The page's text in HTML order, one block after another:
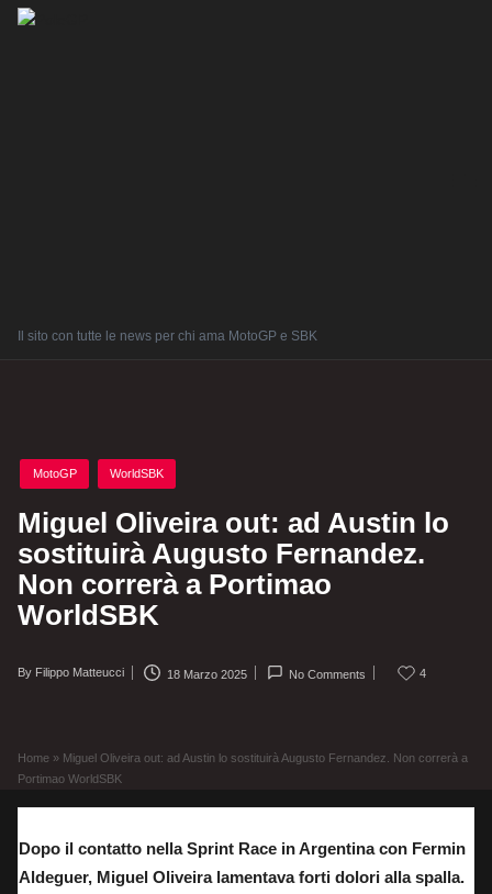
Il sito con tutte le news per chi ama MotoGP e SBK
Posted
in
MotoGP WorldSBK
Miguel Oliveira out: ad Austin lo
sostituirà Augusto Fernandez.
Non correrà a Portimao
WorldSBK
Posted
By Filippo Matteucci 18 Marzo 2025 No Comments 4
Home » Miguel Oliveira out: ad Austin lo sostituirà Augusto Fernandez. Non correrà a
Portimao WorldSBK
Dopo il contatto nella Sprint Race in Argentina con Fermin
Aldeguer, Miguel Oliveira lamentava forti dolori alla spalla.